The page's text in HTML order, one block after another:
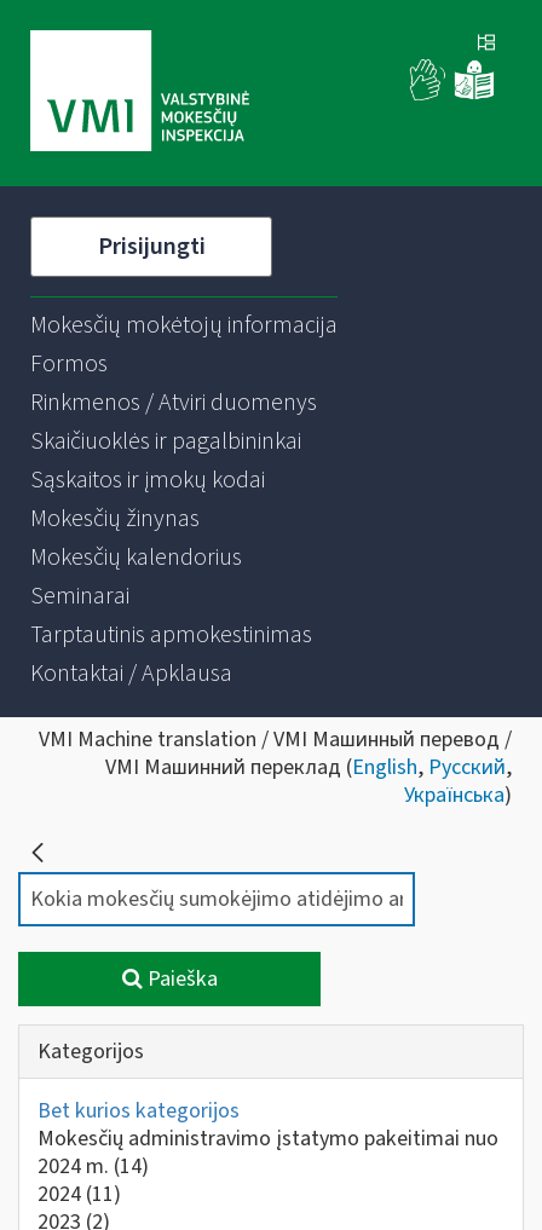
Prisijungti
Mokesčių mokėtojų informacija
Formos
Rinkmenos / Atviri duomenys
Skaičiuoklės ir pagalbininkai
Sąskaitos ir įmokų kodai
Mokesčių žinynas
Mokesčių kalendorius
Seminarai
Tarptautinis apmokestinimas
Kontaktai / Apklausa
VMI Machine translation / VMI Машинный перевод /
VMI Машинний переклад (English, Русский,
Українська)
Paieška
Kategorijos
Bet kurios kategorijos
Mokesčių administravimo įstatymo pakeitimai nuo
2024 m. (14)
2024 (11)
2023 (2)